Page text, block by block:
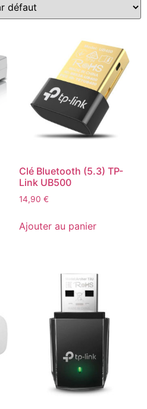
Clé Bluetooth (5.3) TP-
Link UB500
14,90 €
Ajouter au panier